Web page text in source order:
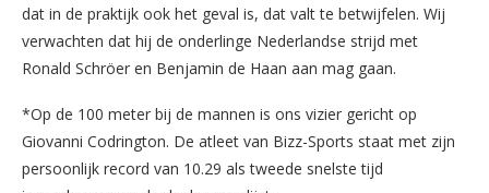
dat in de praktijk ook het geval is, dat valt te betwijfelen. Wij
verwachten dat hij de onderlinge Nederlandse strijd met
Ronald Schröer en Benjamin de Haan aan mag gaan.
*Op de 100 meter bij de mannen is ons vizier gericht op
Giovanni Codrington. De atleet van Bizz-Sports staat met zijn
persoonlijk record van 10.29 als tweede snelste tijd